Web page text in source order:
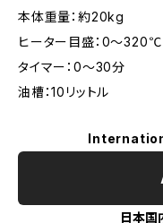
本体重量：約20kg
ヒーター目盛：0～
タイマー：0～30分
油槽：10リットル
日本国